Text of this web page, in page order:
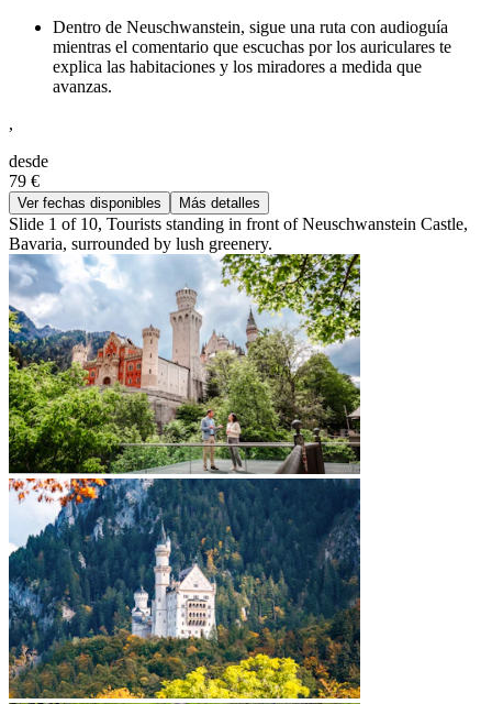
Dentro de Neuschwanstein, sigue una ruta con audioguía
mientras el comentario que escuchas por los auriculares te
explica las habitaciones y los miradores a medida que
avanzas.
,
desde
79 €
Ver fechas disponibles Más detalles
Slide 1 of 10, Tourists standing in front of Neuschwanstein Castle,
Bavaria, surrounded by lush greenery.